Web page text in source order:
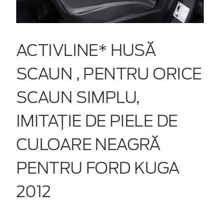
ACTIVLINE* HUSĂ
SCAUN , PENTRU ORICE
SCAUN SIMPLU,
IMITAȚIE DE PIELE DE
CULOARE NEAGRĂ
PENTRU FORD KUGA
2012